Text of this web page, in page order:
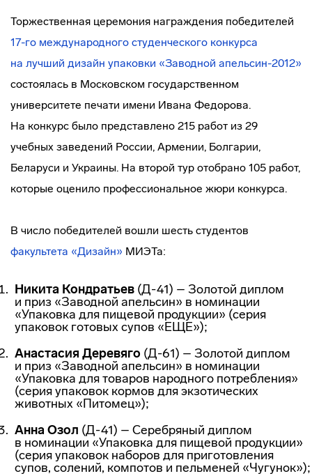
Торжественная церемония награждения победителей
17-го международного студенческого конкурса
на лучший дизайн упаковки «Заводной апельсин-2012»
состоялась в Московском государственном
университете печати имени Ивана Федорова.
На конкурс было представлено 215 работ из 29
учебных заведений России, Армении, Болгарии,
Беларуси и Украины. На второй тур отобрано 105 работ,
которые оценило профессиональное жюри конкурса.
В число победителей вошли шесть студентов
факультета «Дизайн» МИЭТа:
Никита Кондратьев (Д-41) – Золотой диплом
и приз «Заводной апельсин» в номинации
«Упаковка для пищевой продукции» (серия
упаковок готовых супов «ЕЩЕ»);
Анастасия Деревяго (Д-61) – Золотой диплом
и приз «Заводной апельсин» в номинации
«Упаковка для товаров народного потребления»
(серия упаковок кормов для экзотических
животных «Питомец»);
Анна Озол (Д-41) – Серебряный диплом
в номинации «Упаковка для пищевой продукции»
(серия упаковок наборов для приготовления
супов, солений, компотов и пельменей «Чугунок»);